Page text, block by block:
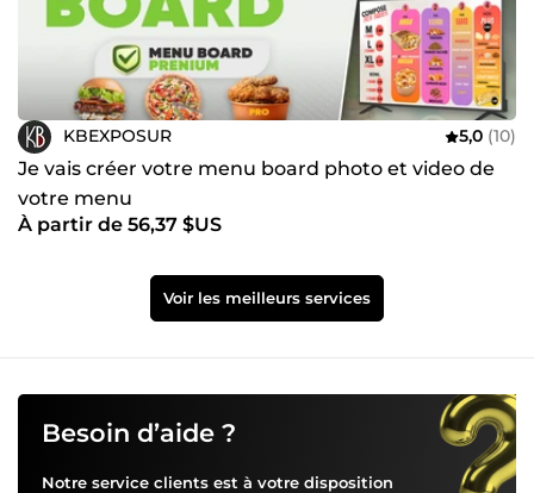
KBEXPOSUR 5,0 (10)
Je vais créer votre menu board photo et video de
votre menu
À partir de 56,37 $US
Voir les meilleurs services
Besoin d’aide ?
Notre service clients est à votre disposition